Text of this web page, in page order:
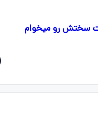
سختش رو میخوام